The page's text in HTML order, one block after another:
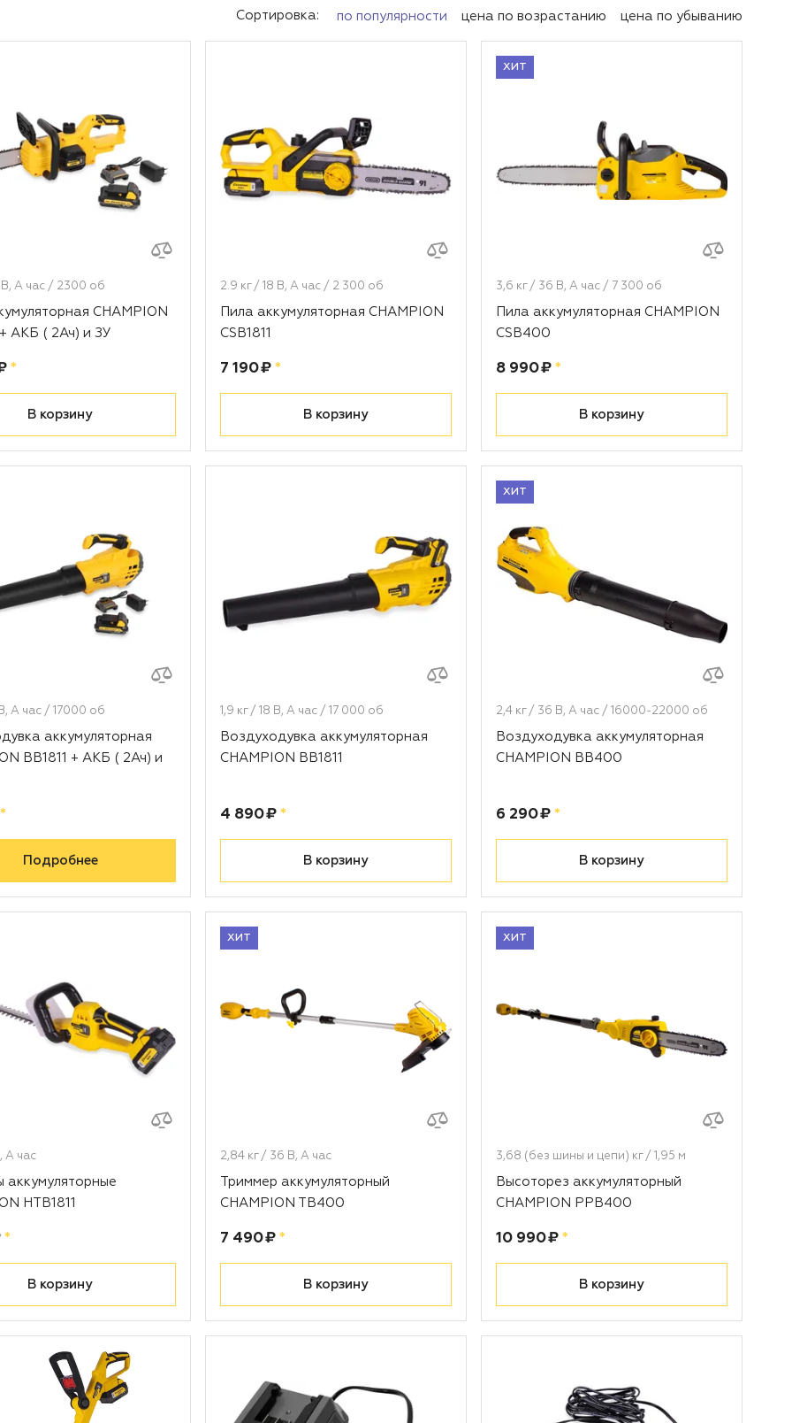
Сортировка: по популярности цена по возрастанию цена по убыванию
В, А час / 2300 об
CHAMPION
+ АКБ ( 2Ач) и ЗУ
рублей
*
В корзину
2.9 кг / 18 В, А час / 2 300 об
Пила аккумуляторная CHAMPION
CSB1811
Цена:
7 190 ₽ рублей
*
В корзину
ХИТ
3,6 кг / 36 В, А час / 7 300 об
Пила аккумуляторная CHAMPION
CSB400
Цена:
8 990 ₽ рублей
*
В корзину
В, А час / 17000 об
аккумуляторная
BB1811 + АКБ ( 2Ач) и
рублей
*
Подробнее
1,9 кг / 18 В, А час / 17 000 об
Воздуходувка аккумуляторная
CHAMPION BB1811
Цена:
4 890 ₽ рублей
*
В корзину
ХИТ
2,4 кг / 36 В, А час / 16000-22000 об
Воздуходувка аккумуляторная
CHAMPION BB400
Цена:
6 290 ₽ рублей
*
В корзину
А час
аккумуляторные
HTB1811
рублей
*
В корзину
ХИТ
2,84 кг / 36 В, А час
Триммер аккумуляторный
CHAMPION TB400
Цена:
7 490 ₽ рублей
*
В корзину
ХИТ
3,68 (без шины и цепи) кг / 1,95 м
Высоторез аккумуляторный
CHAMPION PPB400
Цена:
10 990 ₽ рублей
*
В корзину